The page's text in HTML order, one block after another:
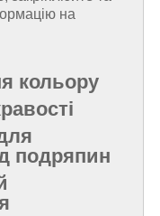
на
кольору
подряпин